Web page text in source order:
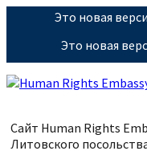
Это новая
Это новая
Сайт Human Rights
Литовского